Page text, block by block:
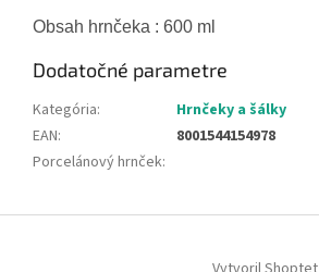
Obsah hrnčeka : 600 ml
Dodatočné parametre
Kategória:
Hrnčeky a šálky
EAN:
8001544154978
Porcelánový hrnček: